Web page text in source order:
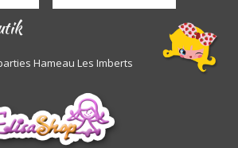
Hameau Les Imberts